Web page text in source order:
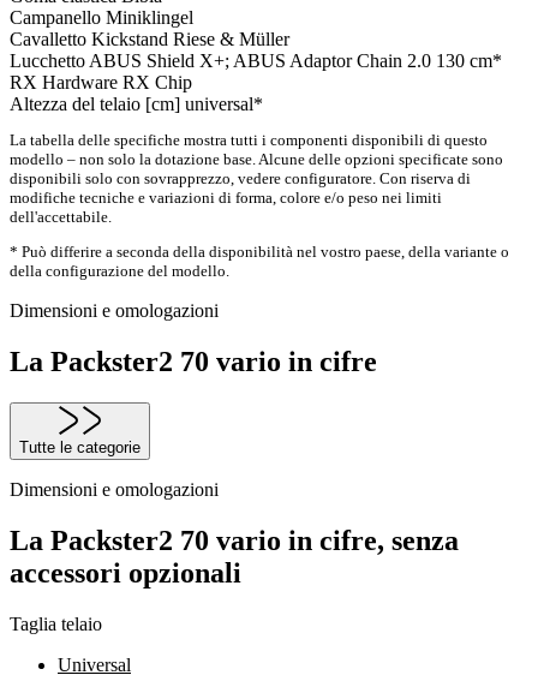
Campanello Miniklingel
Cavalletto Kickstand Riese & Müller
Lucchetto ABUS Shield X+; ABUS Adaptor Chain 2.0 130 cm*
RX Hardware RX Chip
Altezza del telaio [cm] universal*
La tabella delle specifiche mostra tutti i componenti disponibili di questo
modello – non solo la dotazione base. Alcune delle opzioni specificate sono
disponibili solo con sovrapprezzo, vedere configuratore. Con riserva di
modifiche tecniche e variazioni di forma, colore e/o peso nei limiti
dell'accettabile.
* Può differire a seconda della disponibilità nel vostro paese, della variante o
della configurazione del modello.
Dimensioni e omologazioni
La Packster2 70 vario in cifre
Tutte le categorie
Dimensioni e omologazioni
La Packster2 70 vario in cifre, senza
accessori opzionali
Taglia telaio
Universal